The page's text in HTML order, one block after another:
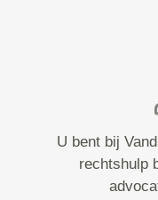
U bent bij
rechtshulp